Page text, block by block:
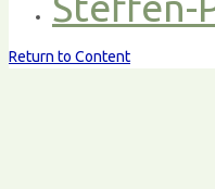
Return to Content